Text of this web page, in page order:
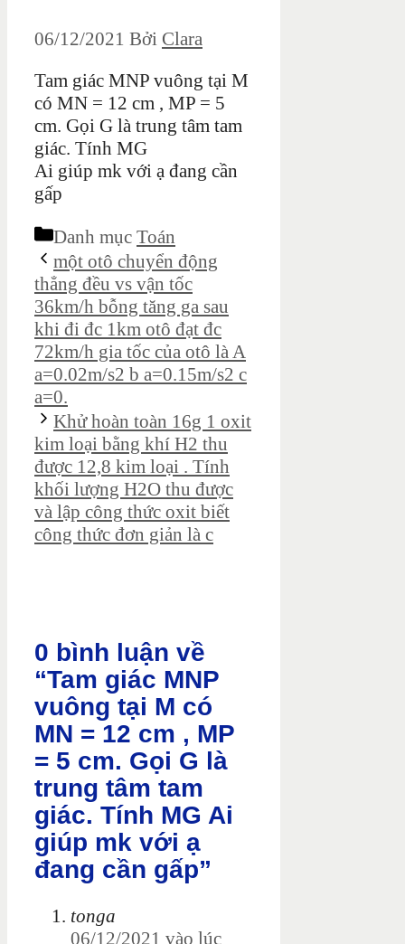
06/12/2021 Bởi Clara
Tam giác MNP vuông tại M
có MN = 12 cm , MP = 5
cm. Gọi G là trung tâm tam
giác. Tính MG
Ai giúp mk với ạ đang cần
gấp
Danh mục Toán
một otô chuyển động
thẳng đều vs vận tốc
36km/h bỗng tăng ga sau
khi đi đc 1km otô đạt đc
72km/h gia tốc của otô là A
a=0.02m/s2 b a=0.15m/s2 c
a=0.
Khử hoàn toàn 16g 1 oxit
kim loại bằng khí H2 thu
được 12,8 kim loại . Tính
khối lượng H2O thu được
và lập công thức oxit biết
công thức đơn giản là c
0 bình luận về
“Tam giác MNP
vuông tại M có
MN = 12 cm , MP
= 5 cm. Gọi G là
trung tâm tam
giác. Tính MG Ai
giúp mk với ạ
đang cần gấp”
tonga
06/12/2021 vào lúc